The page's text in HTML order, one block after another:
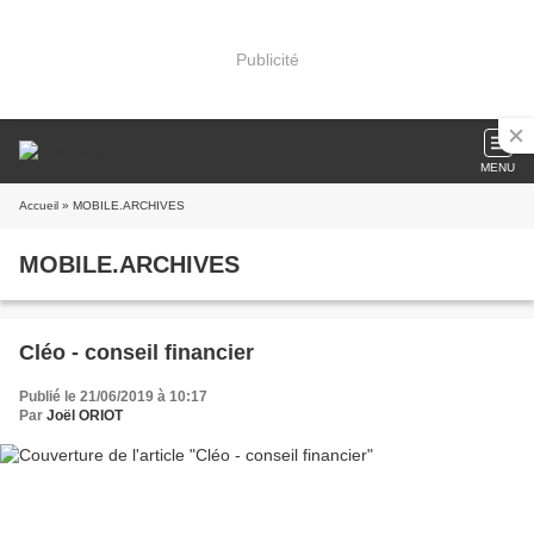
Publicité
MENU
Accueil » MOBILE.ARCHIVES
MOBILE.ARCHIVES
Cléo - conseil financier
Publié le 21/06/2019 à 10:17
Par Joël ORIOT